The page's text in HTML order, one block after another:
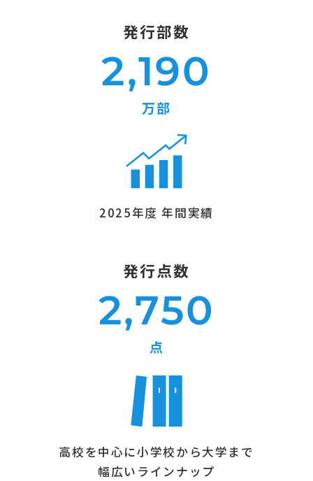
発行部数
2,190
万部
2025年度 年間実績
発行点数
2,750
点
高校を中心に小学校から大学まで
幅広いラインナップ